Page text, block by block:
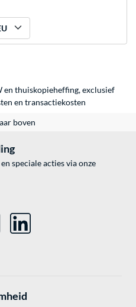
thuiskopieheffing, exclusief
en transactiekosten
boven
speciale acties via onze